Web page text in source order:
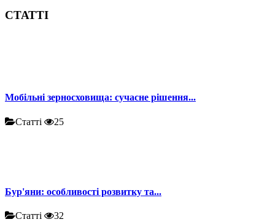
СТАТТІ
Мобільні зерносховища: сучасне рішення...
Статті 25
Бур'яни: особливості розвитку та...
Статті 32